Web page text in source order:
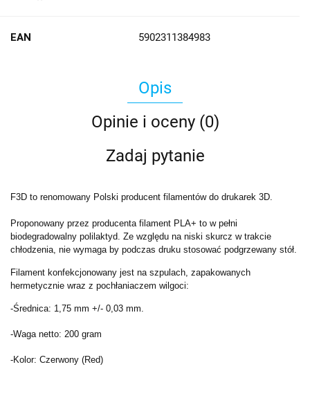
EAN 5902311384983
Opis
Opinie i oceny (0)
Zadaj pytanie
F3D to renomowany Polski producent filamentów do drukarek 3D.
Proponowany przez producenta filament PLA+ to w pełni
biodegradowalny polilaktyd. Ze względu na niski skurcz w trakcie
chłodzenia, nie wymaga by podczas druku stosować podgrzewany stół.
Filament konfekcjonowany jest na szpulach, zapakowanych
hermetycznie wraz z pochłaniaczem wilgoci:
-Średnica: 1,75 mm +/- 0,03 mm.
-Waga netto: 200 gram
-Kolor: Czerwony (Red)